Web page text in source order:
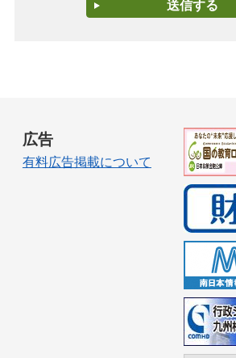
広告
有料広告掲載について